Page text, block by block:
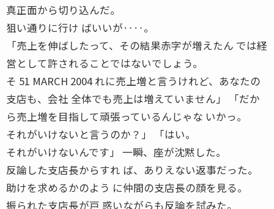
真正面から切り込んだ。
狙い通りに行け ばいいが‥‥。
「売上を伸ばしたって、その結果赤字が増えたん では経
営として許されることではないでしょう。
そ 51 MARCH 2004 れに売上増と言うけれど、あなたの
支店も、会社 全体でも売上は増えていません」 「だか
ら売上増を目指して頑張っているんじゃな いかっ。
それがいけないと言うのか？」 「はい。
それがいけないんです」 一瞬、座が沈黙した。
反論した支店長からすれ ば、ありえない返事だった。
助けを求めるかのよう に仲間の支店長の顔を見る。
振られた支店長が戸 惑いながらも反論を試みた。